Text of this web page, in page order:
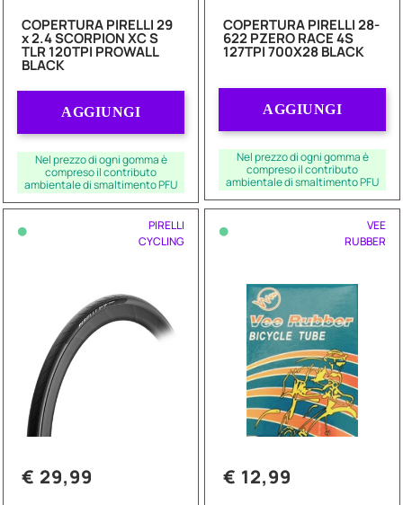
COPERTURA PIRELLI 29
x 2.4 SCORPION XC S
TLR 120TPI PROWALL
BLACK
AGGIUNGI
Nel prezzo di ogni gomma è
compreso il contributo
ambientale di smaltimento PFU
COPERTURA PIRELLI 28-
622 PZERO RACE 4S
127TPI 700X28 BLACK
AGGIUNGI
Nel prezzo di ogni gomma è
compreso il contributo
ambientale di smaltimento PFU
•
PIRELLI
CYCLING
€ 29,99
•
VEE
RUBBER
€ 12,99